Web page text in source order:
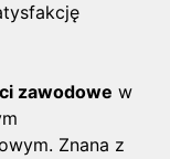
zawodowe w
Znana z